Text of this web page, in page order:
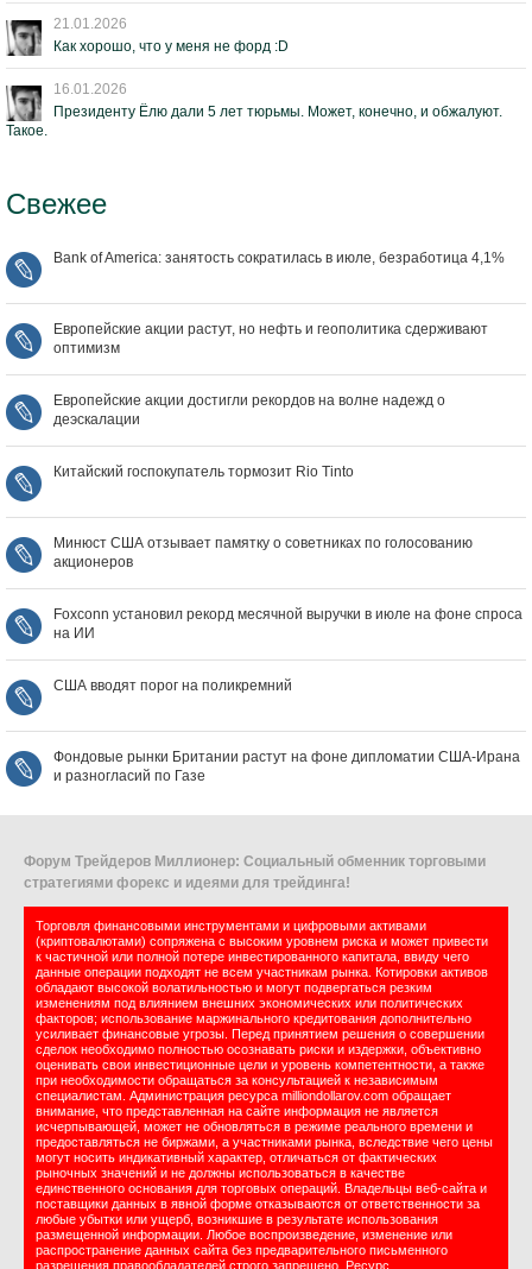
21.01.2026
Как хорошо, что у меня не форд :D
16.01.2026
Президенту Ёлю дали 5 лет тюрьмы. Может, конечно, и обжалуют.
Такое.
Свежее
Bank of America: занятость сократилась в июле, безработица 4,1%
Европейские акции растут, но нефть и геополитика сдерживают
оптимизм
Европейские акции достигли рекордов на волне надежд о
деэскалации
Китайский госпокупатель тормозит Rio Tinto
Минюст США отзывает памятку о советниках по голосованию
акционеров
Foxconn установил рекорд месячной выручки в июле на фоне спроса
на ИИ
США вводят порог на поликремний
Фондовые рынки Британии растут на фоне дипломатии США‑Ирана
и разногласий по Газе
Форум Трейдеров Миллионер: Социальный обменник торговыми
стратегиями форекс и идеями для трейдинга!
Торговля финансовыми инструментами и цифровыми активами
(криптовалютами) сопряжена с высоким уровнем риска и может привести
к частичной или полной потере инвестированного капитала, ввиду чего
данные операции подходят не всем участникам рынка. Котировки активов
обладают высокой волатильностью и могут подвергаться резким
изменениям под влиянием внешних экономических или политических
факторов; использование маржинального кредитования дополнительно
усиливает финансовые угрозы. Перед принятием решения о совершении
сделок необходимо полностью осознавать риски и издержки, объективно
оценивать свои инвестиционные цели и уровень компетентности, а также
при необходимости обращаться за консультацией к независимым
специалистам. Администрация ресурса milliondollarov.com обращает
внимание, что представленная на сайте информация не является
исчерпывающей, может не обновляться в режиме реального времени и
предоставляться не биржами, а участниками рынка, вследствие чего цены
могут носить индикативный характер, отличаться от фактических
рыночных значений и не должны использоваться в качестве
единственного основания для торговых операций. Владельцы веб-сайта и
поставщики данных в явной форме отказываются от ответственности за
любые убытки или ущерб, возникшие в результате использования
размещенной информации. Любое воспроизведение, изменение или
распространение данных сайта без предварительного письменного
разрешения правообладателей строго запрещено. Ресурс